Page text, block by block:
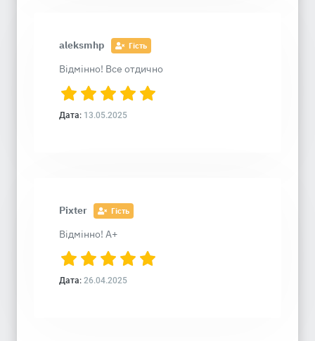
aleksmhp Гість
Відмінно! Все отдично
Дата: 13.05.2025
Pixter Гість
Відмінно! А+
Дата: 26.04.2025